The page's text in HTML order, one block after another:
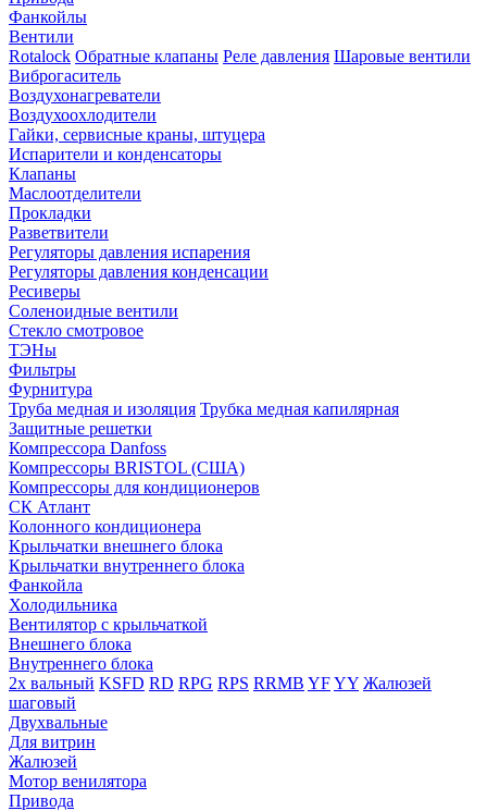
Фанкойлы
Вентили
Rotalock Обратные клапаны Реле давления Шаровые вентили
Виброгаситель
Воздухонагреватели
Воздухоохлодители
Гайки, сервисные краны, штуцера
Испарители и конденсаторы
Клапаны
Маслоотделители
Прокладки
Разветвители
Регуляторы давления испарения
Регуляторы давления конденсации
Ресиверы
Соленоидные вентили
Стекло смотровое
ТЭНы
Фильтры
Фурнитура
Труба медная и изоляция Трубка медная капилярная
Защитные решетки
Компрессора Danfoss
Компрессоры BRISTOL (США)
Компрессоры для кондиционеров
СК Атлант
Колонного кондиционера
Крыльчатки внешнего блока
Крыльчатки внутреннего блока
Фанкойла
Холодильника
Вентилятор с крыльчаткой
Внешнего блока
Внутреннего блока
2х вальный KSFD RD RPG RPS RRMB YFYY Жалюзей
шаговый
Двухвальные
Для витрин
Жалюзей
Мотор венилятора
Привода